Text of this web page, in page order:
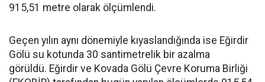
915,51 metre olarak ölçümlendi.
Geçen yılın aynı dönemiyle kıyaslandığında ise Eğirdir
Gölü su kotunda 30 santimetrelik bir azalma
görüldü. Eğirdir ve Kovada Gölü Çevre Koruma Birliği